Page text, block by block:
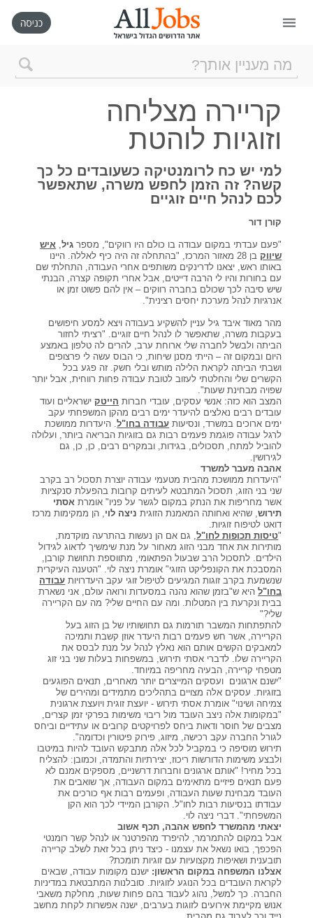
דף הבית
חיפוש חדש
ניהול החיפושים שלי
רכישת AllJobs VIP
כמה אתם שווים?
קורסים אונליין
קורסים אונליין
שדרוג קורות חיים
שאלות נפוצות
התנתקות
קריירה מצליחה
וזוגיות לוהטת
למי יש כח לרומנטיקה כשעובדים כל כך
קשה? זה הזמן לחפש משרה, שתאפשר
לכם לנהל חיים זוגיים
קורן דור
"פעם עבדתי במקום עבודה בו כולם היו רווקים", מספר גיל, איש
שיווק
בן 28 מאזור המרכז, "בהתחלה זה היה כיף לאללה. היינו
באותו ראש, יצאנו לדרינקים משותפים אחרי העבודה, התחלתי שם
עם בחורות והיו לי הרבה דייטים, אבל אחרי תקופה קצרה, הבנתי
שיש סיבה לכך שכולם בחברה רווקים – אין להם פשוט זמן או
אנרגיות לנהל מערכת יחסים רצינית".
מהר מאוד איבד גיל עניין להשקיע בעבודה ויצא למסע חיפושים
בעקבות משרה, שתאפשר לו לנהל חיים זוגיים. "רציתי לחזור
הביתה ולבשל לחברה שלי ארוחת ערב, להרים לה טלפון באמצע
היום ובמקום זה – הייתי מסנן שיחות, כי הבוס עשה לי פרצופים
ושבתי הביתה לקראת הלילה מותש ובלי חשק. זה פגע בכל
הקשרים שלי והחלטתי לעזוב לטובת עבודה פחות רווחית, אבל יותר
שפויה מבחינת שעות".
המצב הוא כזה: אנשי עסקים, עובדי חברות הייטקישראליים ועוד
עובדים רבים נאלצים להיעדר ימים רבים מהקן המשפחתי עקב
ימים ארוכים במשרד, ונסיעות עבודה בחו"ל. היעדרות ממושכת
לרגל עבודה פוגמת פעמים רבות גם בזוגיות הבריאה ביותר, ועלולה
להוביל למתח, תסכולים, בגידות, ובמקרים רבים, כן, כן, גם
לגירושין.
אהבה מעבר למשרד
"היעדרות ממושכת מהבית מטעמי עבודה יוצרת תסכול רב בקרב
שני בני הזוג, תסכול המתבטא לעיתים קרובות בהפעלת סנקציות
אשר מחריפות את הנתק במקום לגשר על פניו" אומרת אסתי
תירוש, שהיא ואחותה המאמנת הזוגית ניצה לוי, הן ממקימות מרכז
דואט לטיפוח זוגיות.
"טיסות תכופות לחו"ל, גם אם הן נעשות בהתרעה מוקדמת,
מותירות את אחד מבני הזוג מאחור על מנת שימשיך לדאוג לגידול
הילדים. לתסכול הרב שבעול הפתאומי, מתווספת תחושת קורבן,
המסבכת את הקונפליקט הזוגי" אומרת ניצה לוי. "הטענה העיקרית
שנשמעת בקרב זוגות המגיעים לטיפול זוגי עקב היעדרויות עבודה
בחו"להיא ש"בזמן שהוא נהנה במסעדות ורואה עולם, אני נשארת
בבית ונקרעת בין המטלות. ומה עם החיים שלי? מה עם הקריירה
שלי?"
להתפתחות המשבר תורמות גם תחושותיו של בן הזוג בעל
הקריירה, אשר חש פעמים רבות היעדר אוזן קשבת ותמיכה
למאבקים הקשים אותם הוא נאלץ לנהל על מנת לבסס את
הקריירה שלו. לדברי אסתי תירוש, במשפחות בעלות שני בני זוג
מטפחי קריירה, הבעיה מחריפה במיוחד.
"ישנם ארגונים ועסקים המייצרים יותר מאחרים, תנאים הפוגעים
בזוגיות. עסקים אלה מצויים בתהליכים מתמידים ומהירים של
צמיחה ושינוי" אומרת אסתי תירוש - יועצת זוגית ויועצת ארגונית
"במקומות אלה ניצב העובד מול ריבוי משימות בפרקי זמן קצרים,
מצבים של חוסר ודאות ביחס לפרויקטים קרובים או עתידיים וביחס
לגורל החברה עקב רכישה, מיזוג, פירוק פיטורין וכדומה".
תירוש מוסיפה כי במקביל לכל אלה מתבקש העובד להיות במיטבו
ולבצע משימות הדורשות ריכוז, יצירתיות והתמדה, וכמובן: להצליח
בכל מחיר! "אותם ארגונים וחברות דרשניים, מספקים אמנם לא
פעם תנאים פיזיים מתאימים במקום העבודה, אך שואבים את
העובד מבחינת שעות העבודה, ופעמים רבות אף כורכים את
עבודתו בנסיעות רבות לחו"ל. הקורבן המיידי לכך הוא הקן
המשפחתי". דברי ניצה לוי.
יצאתי מהמשרד לחפש אהבה, תכף אשוב
אבל במקום להתמרמר, להיפרד מהפרטנר או לנהל קשר רומנטי
הפכפך, בואו נשאל את עצמנו - כיצד ניתן בכל זאת לשלב קריירה
תובענית ושאיפות מקצועיות עם זוגיות תומכת?
אצלנו המשפחה במקום הראשון: ישנם מקומות עבודה, שבאים
לקראת העובדים בכל הנוגע לזוגיות. סובלנות המתבטאת במדיניות
החברה. כך למשל, נהוג לעבוד בהם פחות שעות, מחלקת משאבי
אנוש מקיימת אירועים לזוגות בערבים, ישנה אפשרות לקחת מחשב